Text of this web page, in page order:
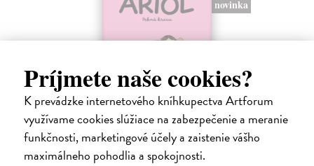
Príjmete naše cookies?
K prevádzke internetového kníhkupectva Artforum
využívame cookies slúžiace na zabezpečenie a meranie
funkčnosti, marketingové účely a zaistenie vášho
maximálneho pohodlia a spokojnosti.
novinka
Ariol 4
Guibert Emmanuel| Kniha
PEŤULA je krásna a ako pekne vonia! Ariol sedí v triede rovno za ňou